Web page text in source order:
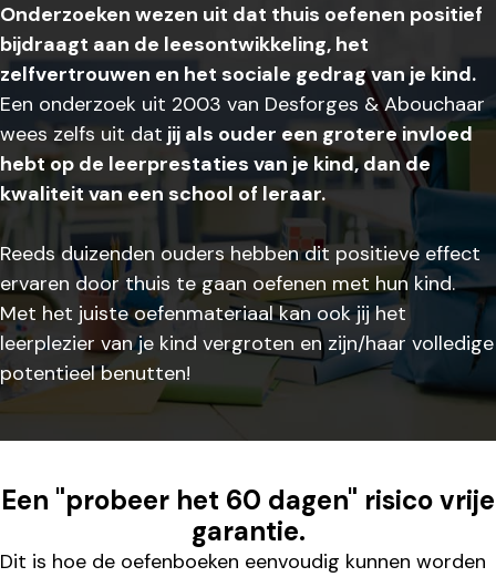
Onderzoeken wezen uit dat thuis oefenen positief
bijdraagt aan de leesontwikkeling, het
zelfvertrouwen en het sociale gedrag van je kind.
Een onderzoek uit 2003 van Desforges & Abouchaar
wees zelfs uit dat jij als ouder een grotere invloed
hebt op de leerprestaties van je kind, dan de
kwaliteit van een school of leraar.
Reeds duizenden ouders hebben dit positieve effect
ervaren door thuis te gaan oefenen met hun kind.
Met het juiste oefenmateriaal kan ook jij het
leerplezier van je kind vergroten en zijn/haar volledige
potentieel benutten!
Een "probeer het 60 dagen" risico vrije
garantie.
Dit is hoe de oefenboeken eenvoudig kunnen worden